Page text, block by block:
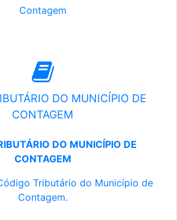
Contagem
DO MUNICÍPIO DE
CONTAGEM
DO MUNICÍPIO DE
CONTAGEM
Tributário do Município de
Contagem.